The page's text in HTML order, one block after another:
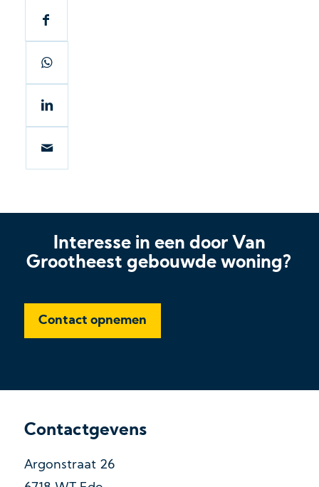
Interesse in een door Van
Grootheest gebouwde woning?
Contact opnemen
Contactgevens
Argonstraat 26